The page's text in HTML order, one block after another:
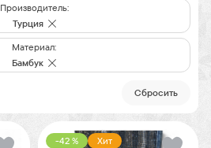
Производитель:
Турция
Материал:
Бамбук
Cбросить
-42 % Хит